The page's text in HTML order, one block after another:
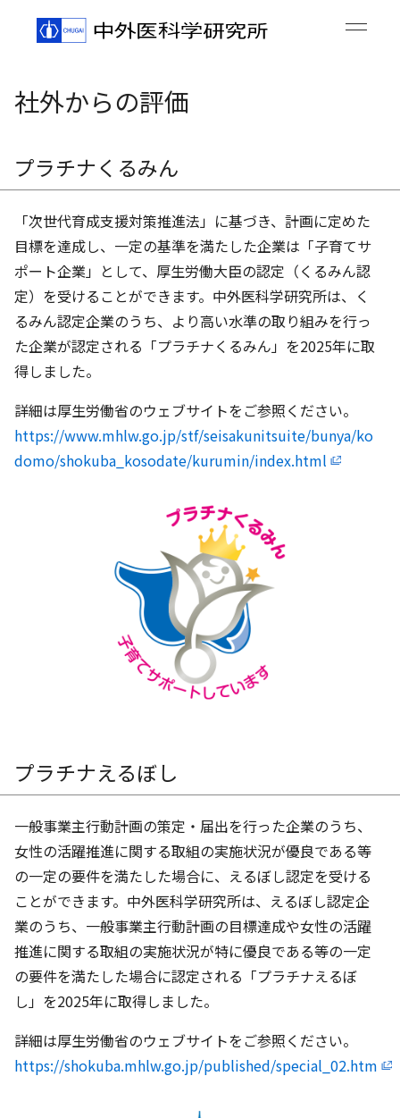
社外からの評価
プラチナくるみん
「次世代育成支援対策推進法」に基づき、計画に定めた
目標を達成し、一定の基準を満たした企業は「子育てサ
ポート企業」として、厚生労働大臣の認定（くるみん認
定）を受けることができます。中外医科学研究所は、く
るみん認定企業のうち、より高い水準の取り組みを行っ
た企業が認定される「プラチナくるみん」を2025年に取
得しました。
詳細は厚生労働省のウェブサイトをご参照ください。
https://www.mhlw.go.jp/stf/seisakunitsuite/bunya/ko
domo/shokuba_kosodate/kurumin/index.html
プラチナえるぼし
一般事業主行動計画の策定・届出を行った企業のうち、
女性の活躍推進に関する取組の実施状況が優良である等
の一定の要件を満たした場合に、えるぼし認定を受ける
ことができます。中外医科学研究所は、えるぼし認定企
業のうち、一般事業主行動計画の目標達成や女性の活躍
推進に関する取組の実施状況が特に優良である等の一定
の要件を満たした場合に認定される「プラチナえるぼ
し」を2025年に取得しました。
詳細は厚生労働省のウェブサイトをご参照ください。
https://shokuba.mhlw.go.jp/published/special_02.htm